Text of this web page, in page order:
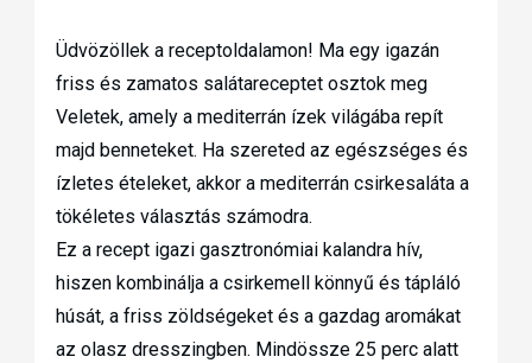
Üdvözöllek a receptoldalamon! Ma egy igazán
friss és zamatos salátareceptet osztok meg
Veletek, amely a mediterrán ízek világába repít
majd benneteket. Ha szereted az egészséges és
ízletes ételeket, akkor a mediterrán csirkesaláta a
tökéletes választás számodra.
Ez a recept igazi gasztronómiai kalandra hív,
hiszen kombinálja a csirkemell könnyű és tápláló
húsát, a friss zöldségeket és a gazdag aromákat
az olasz dresszingben. Mindössze 25 perc alatt